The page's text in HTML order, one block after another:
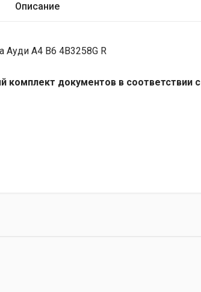
Описание
Ауди А4 В6 4B3258G R
комплект документов в соответствии с